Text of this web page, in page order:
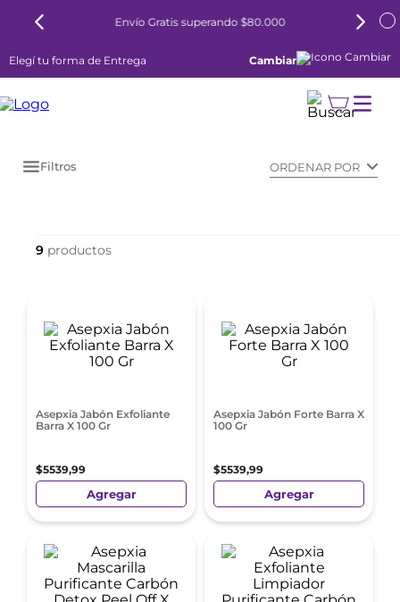
Envío Gratis superando $80.000
Elegí tu forma de Entrega Cambiar
Filtros ORDENAR POR
9
Asepxia Jabón Exfoliante
Barra X 100 Gr
$5539,99
Agregar
Asepxia Jabón Forte Barra X
100 Gr
$5539,99
Agregar